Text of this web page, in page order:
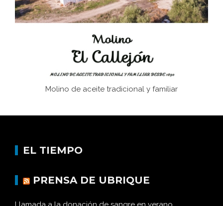
Historia y vivencias del poblado de Los Hurones
Molino de aceite tradicional y familiar
EL TIEMPO
PRENSA DE UBRIQUE